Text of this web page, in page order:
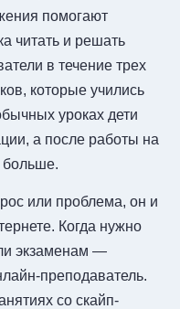
помогают
читать и решать
в течение трех
которые учились
уроках дети
а после работы на
или проблема, он и
Когда нужно
экзаменам —
преподаватель.
со скайп-